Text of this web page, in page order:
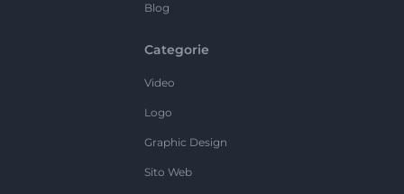
Blog
Categorie
Video
Logo
Graphic Design
Sito Web